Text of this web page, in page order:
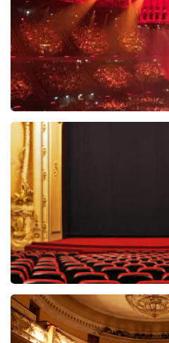
BEKIJKEN
Vrienden Van Amstel Live
Willem van Oranje
59reviews